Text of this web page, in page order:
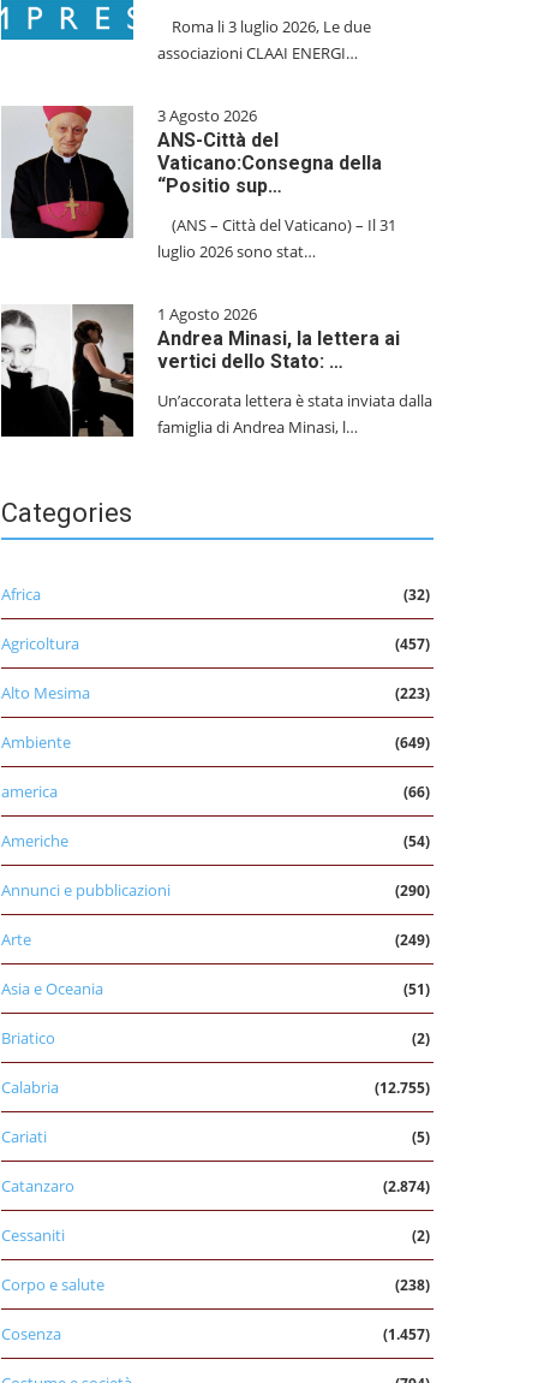
​Roma li 3 luglio 2026, Le due
associazioni CLAAI ENERGI…
3 Agosto 2026
ANS-Città del
Vaticano:Consegna della
“Positio sup…
(ANS – Città del Vaticano) – Il 31
luglio 2026 sono stat…
1 Agosto 2026
Andrea Minasi, la lettera ai
vertici dello Stato: …
Un’accorata lettera è stata inviata dalla
famiglia di Andrea Minasi, l…
Categories
Africa (32)
Agricoltura (457)
Alto Mesima (223)
Ambiente (649)
america (66)
Americhe (54)
Annunci e pubblicazioni (290)
Arte (249)
Asia e Oceania (51)
Briatico (2)
Calabria (12.755)
Cariati (5)
Catanzaro (2.874)
Cessaniti (2)
Corpo e salute (238)
Cosenza (1.457)